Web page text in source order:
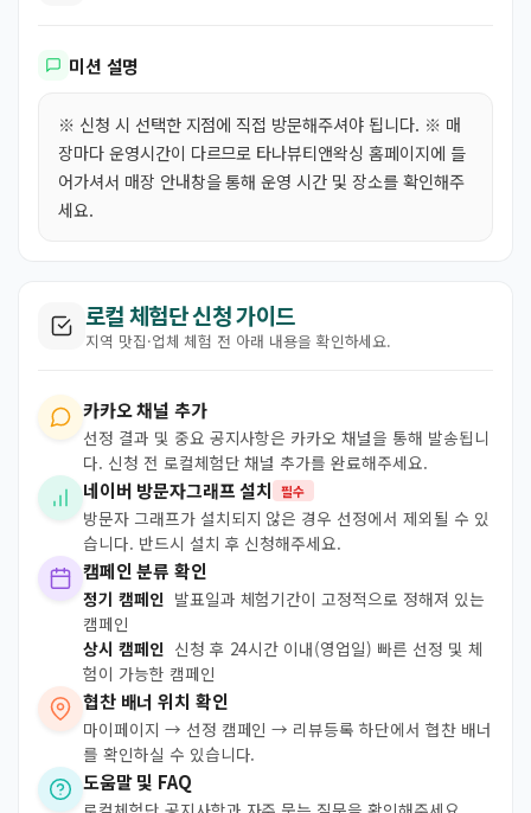
미션 설명
※ 신청 시 선택한 지점에 직접 방문해주셔야 됩니다. ※ 매
장마다 운영시간이 다르므로 타나뷰티앤왁싱 홈페이지에 들
어가셔서 매장 안내창을 통해 운영 시간 및 장소를 확인해주
세요.
로컬 체험단 신청 가이드
지역 맛집·업체 체험 전 아래 내용을 확인하세요.
카카오 채널 추가
선정 결과 및 중요 공지사항은 카카오 채널을 통해 발송됩니
다. 신청 전 로컬체험단 채널 추가를 완료해주세요.
네이버 방문자그래프 설치 필수
방문자 그래프가 설치되지 않은 경우 선정에서 제외될 수 있
습니다. 반드시 설치 후 신청해주세요.
캠페인 분류 확인
정기 캠페인 발표일과 체험기간이 고정적으로 정해져 있는
캠페인
상시 캠페인 신청 후 24시간 이내(영업일) 빠른 선정 및 체
험이 가능한 캠페인
협찬 배너 위치 확인
마이페이지 → 선정 캠페인 → 리뷰등록 하단에서 협찬 배너
를 확인하실 수 있습니다.
도움말 및 FAQ